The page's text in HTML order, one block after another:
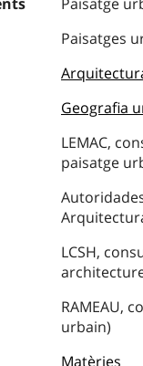
Paisatges
Geografia
LEMAC,
paisatge
LCSH,
RAMEAU,
urbain)
Matèries